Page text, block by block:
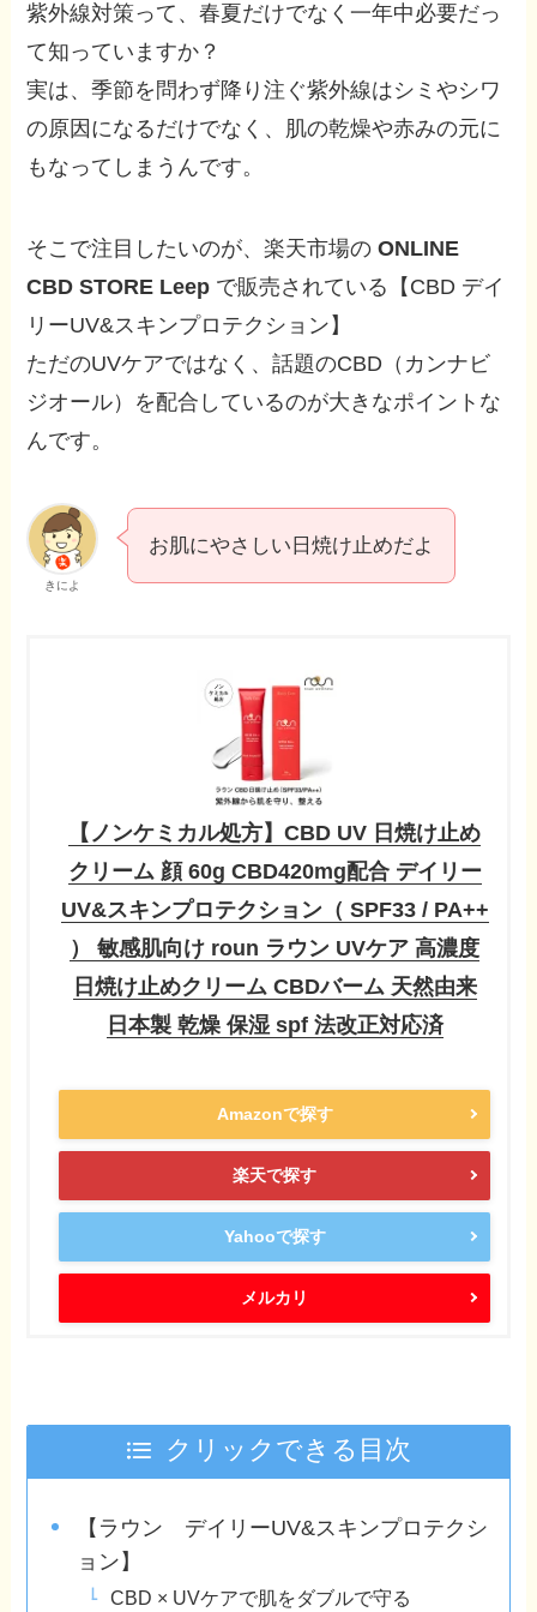
紫外線対策って、春夏だけでなく一年中必要だっ
て知っていますか？
実は、季節を問わず降り注ぐ紫外線はシミやシワ
の原因になるだけでなく、肌の乾燥や赤みの元に
もなってしまうんです。
そこで注目したいのが、楽天市場のONLINE
CBD STORE Leep で販売されている【CBD デイ
リーUV&スキンプロテクション】
ただのUVケアではなく、話題のCBD（カンナビ
ジオール）を配合しているのが大きなポイントな
んです。
きによ
お肌にやさしい日焼け止めだよ
【ノンケミカル処方】CBD UV 日焼け止め
クリーム 顔 60g CBD420mg配合 デイリー
UV&スキンプロテクション（ SPF33 / PA++
） 敏感肌向け roun ラウン UVケア 高濃度
日焼け止めクリーム CBDバーム 天然由来
日本製 乾燥 保湿 spf 法改正対応済
Amazonで探す
楽天で探す
Yahooで探す
メルカリ
クリックできる目次
【ラウン デイリーUV&スキンプロテクシ
ョン】
CBD × UVケアで肌をダブルで守る